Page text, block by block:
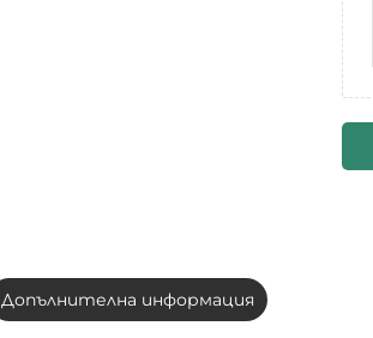
Допълнителна информация